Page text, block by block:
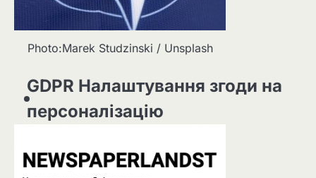
Photo:Marek Studzinski / Unsplash
GDPR Налаштування згоди на
персоналізацію